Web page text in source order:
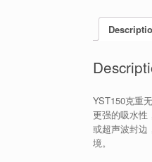
YST150克重
更强的吸水性
或超声波封边
境。